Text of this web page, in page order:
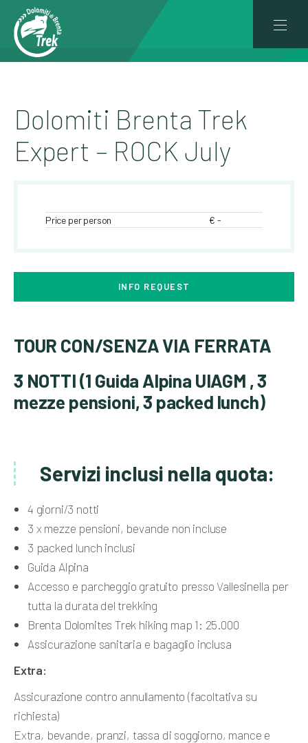
Dolomiti Brenta Trek
Expert – ROCK July
Price per person € -
INFO REQUEST
TOUR CON/SENZA VIA FERRATA
3 NOTTI (1 Guida Alpina UIAGM , 3
mezze pensioni, 3 packed lunch)
Servizi inclusi nella quota:
4 giorni/3 notti
3 x mezze pensioni, bevande non incluse
3 packed lunch inclusi
Guida Alpina
Accesso e parcheggio gratuito presso Vallesinella per
tutta la durata del trekking
Brenta Dolomites Trek hiking map 1: 25.000
Assicurazione sanitaria e bagaglio inclusa
Extra:
Assicurazione contro annullamento (facoltativa su
richiesta)
Extra, bevande, pranzi, tassa di soggiorno, mance e